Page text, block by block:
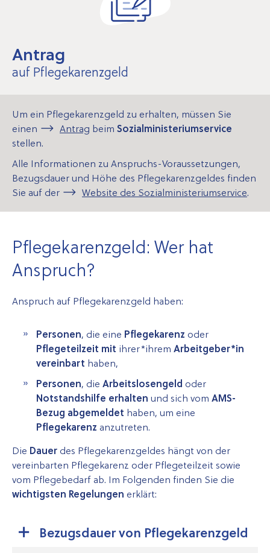
Antrag
auf Pflege­karenz­geld
Um ein Pflegekarenzgeld zu erhalten, müssen Sie
einen
Antrag beim Sozialministeriumservice
stellen.
Alle Informationen zu Anspruchs-Voraussetzungen,
Bezugsdauer und Höhe des Pflegekarenzgeldes finden
Sie auf der
Web­site des Sozial­ministerium­service.
Pflegekarenzgeld: Wer hat
Anspruch?
Anspruch auf Pflegekarenzgeld haben:
Personen, die eine Pflegekarenz oder
Pflegeteilzeit mit ihrer*ihrem Arbeitgeber*in
vereinbart haben,
Personen, die Arbeitslosengeld oder
Notstandshilfe erhalten und sich vom AMS-
Bezug abgemeldet haben, um eine
Pflegekarenz anzutreten.
Die Dauer des Pflegekarenzgeldes hängt von der
vereinbarten Pflegekarenz oder Pflegeteilzeit sowie
vom Pflegebedarf ab. Im Folgenden finden Sie die
wichtigsten Regelungen erklärt:
Bezugsdauer von Pflegekarenzgeld